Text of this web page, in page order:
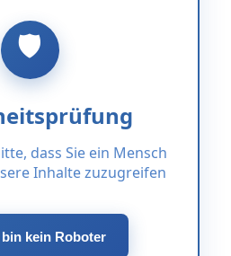
dass Sie ein Mensch
Inhalte zuzugreifen
bin kein Roboter